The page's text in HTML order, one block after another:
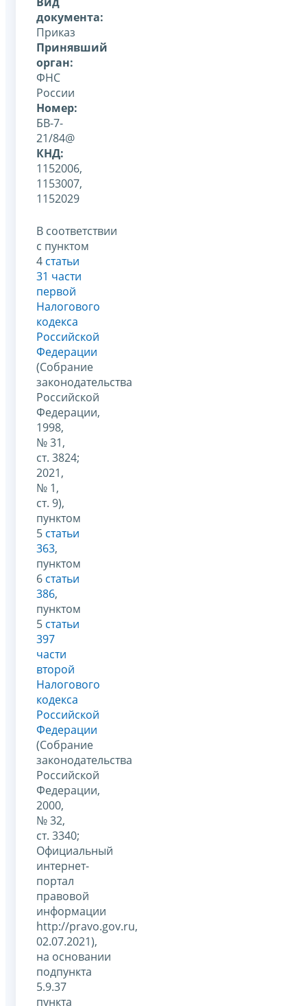
документа:
Приказ
Принявший
орган:
ФНС
России
Номер:
БВ-7-
21/84@
КНД:
1152006,
1153007,
1152029
В соответствии
с пунктом
4 статьи
31 части
первой
Налогового
кодекса
Российской
Федерации
(Собрание
законодательства
Российской
Федерации,
1998,
№ 31,
ст. 3824;
2021,
№ 1,
ст. 9),
пунктом
5 статьи
363,
пунктом
6 статьи
386,
пунктом
5 статьи
397
части
второй
Налогового
кодекса
Российской
Федерации
(Собрание
законодательства
Российской
Федерации,
2000,
№ 32,
ст. 3340;
Официальный
интернет-
портал
правовой
информации
http://pravo.gov.ru,
02.07.2021),
на основании
подпункта
5.9.37
пункта